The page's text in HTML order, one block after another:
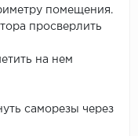
помещения.
просверлить
на нем
саморезы через